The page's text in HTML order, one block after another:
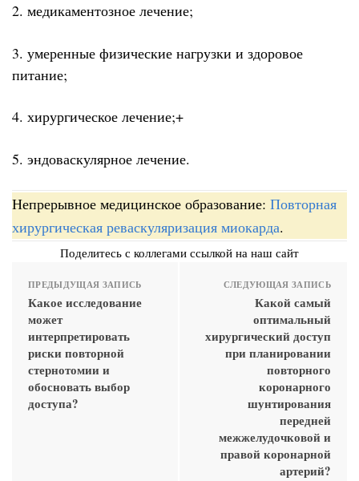
2. медикаментозное лечение;
3. умеренные физические нагрузки и здоровое
питание;
4. хирургическое лечение;+
5. эндоваскулярное лечение.
Непрерывное медицинское образование: Повторная
хирургическая реваскуляризация миокарда.
Поделитесь с коллегами ссылкой на наш сайт
ПРЕДЫДУЩАЯ ЗАПИСЬ
Какое исследование
может
интерпретировать
риски повторной
стернотомии и
обосновать выбор
доступа?
СЛЕДУЮЩАЯ ЗАПИСЬ
Какой самый
оптимальный
хирургический доступ
при планировании
повторного
коронарного
шунтирования
передней
межжелудочковой и
правой коронарной
артерий?